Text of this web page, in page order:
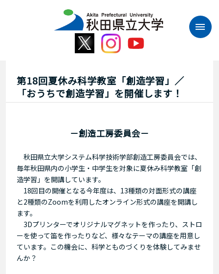
第18回夏休み科学教室「創造学習」／
「おうちで創造学習」を開催します！
－創造工房委員会－
秋田県立大学システム科学技術学部創造工房委員会では、
毎年秋田県内の小学生・中学生を対象に夏休み科学教室「創
造学習」を開講しています。
18回目の開催となる今年度は、13種類の対面形式の講座
と2種類のZoomを利用したオンライン形式の講座を開講し
ます。
3Dプリンターでオリジナルマグネットを作ったり、ストロ
ーを使って笛を作ったりなど、様々なテーマの講座を用意し
ています。この機会に、科学とものづくりを体験してみませ
んか？